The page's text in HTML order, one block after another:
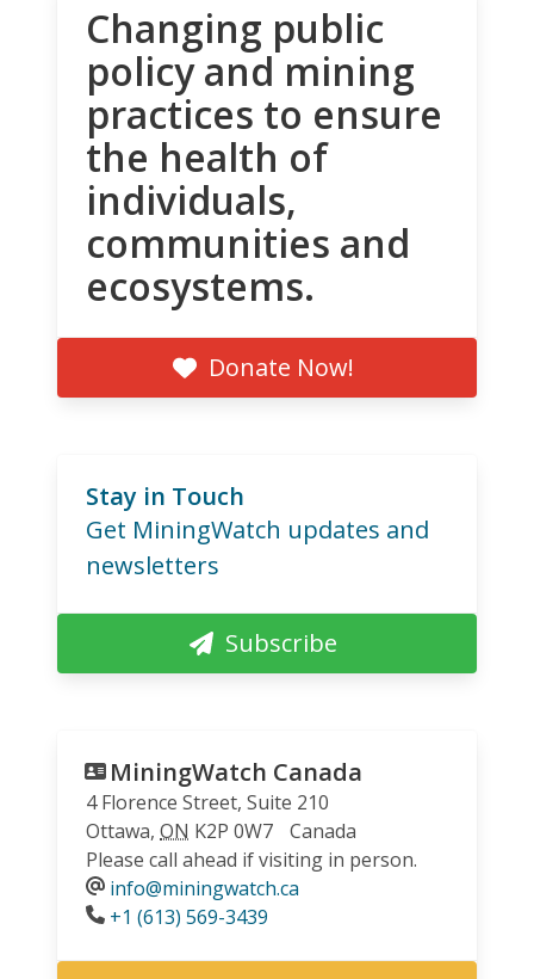
Changing public
policy and mining
practices to ensure
the health of
individuals,
communities and
ecosystems.
Donate Now!
Stay in Touch
Get MiningWatch updates and
newsletters
Subscribe
MiningWatch Canada
4 Florence Street, Suite 210
Ottawa, ON K2P 0W7
Canada
Please call ahead if visiting in person.
info@miningwatch.ca
Phone
+1 (613) 569-3439